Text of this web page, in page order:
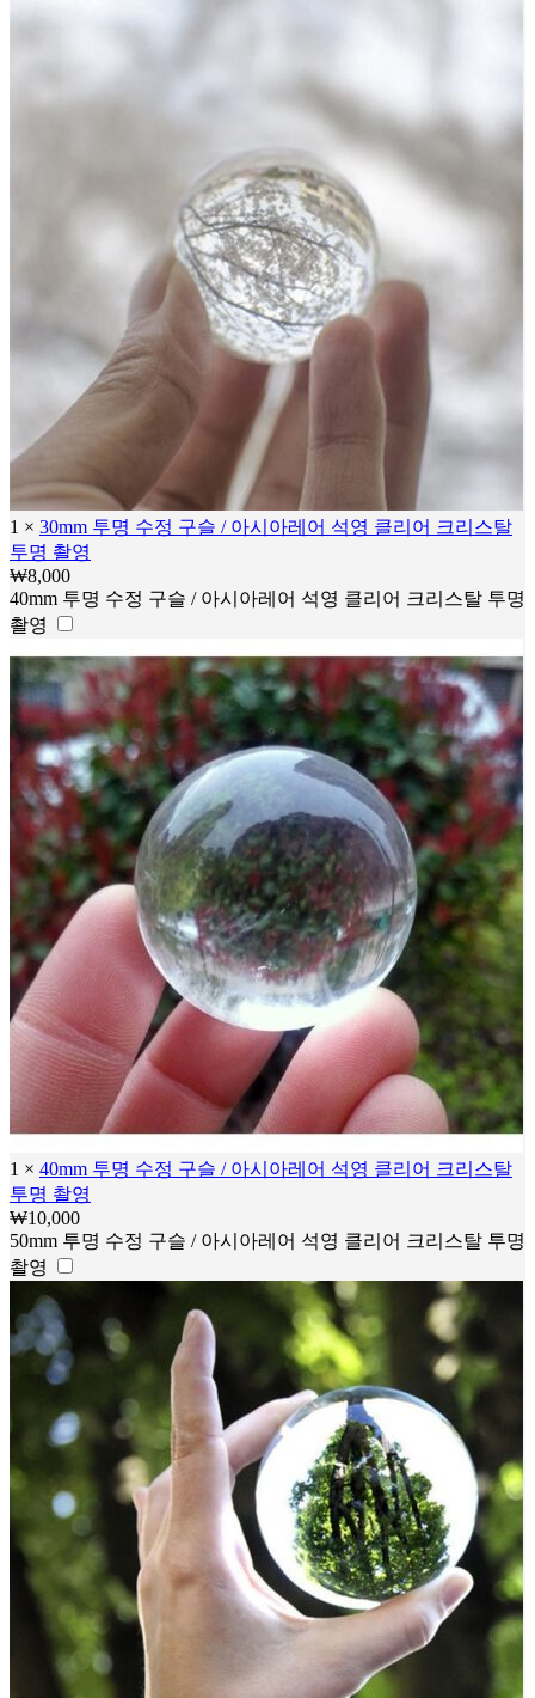
1 × 30mm 투명 수정 구슬 / 아시아레어 석영 클리어 크리스탈
투명 촬영
₩8,000
40mm 투명 수정 구슬 / 아시아레어 석영 클리어 크리스탈 투명
촬영
1 × 40mm 투명 수정 구슬 / 아시아레어 석영 클리어 크리스탈
투명 촬영
₩10,000
50mm 투명 수정 구슬 / 아시아레어 석영 클리어 크리스탈 투명
촬영